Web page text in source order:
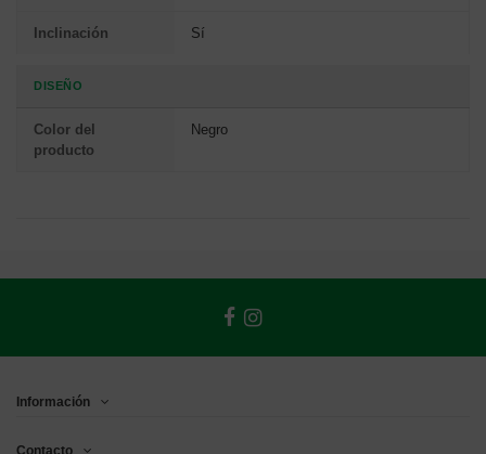
Inclinación Sí
DISEÑO
Color del
producto
Negro
Información
Contacto